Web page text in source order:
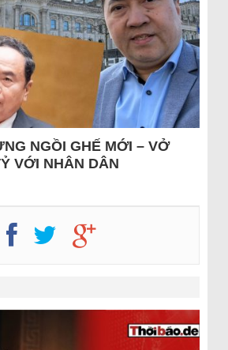
NGỒI GHẾ MỚI – VỞ
VỚI NHÂN DÂN